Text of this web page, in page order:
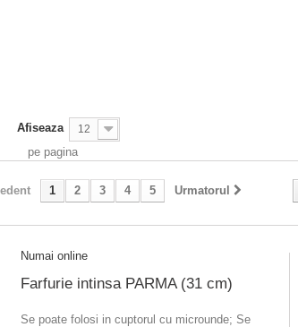
Afiseaza 12
pe pagina
1 2 3 4 5 Urmatorul
Numai online
Farfurie intinsa PARMA (31 cm)
Se poate folosi in cuptorul cu microunde; Se